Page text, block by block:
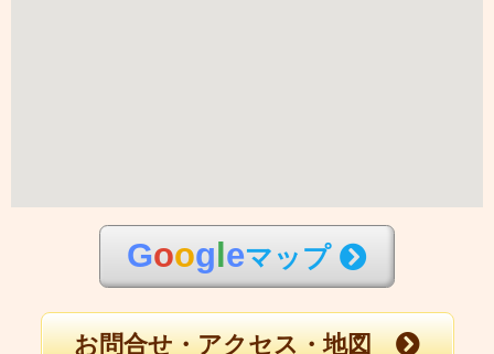
Googleマップ
お問合せ・アクセス・地図